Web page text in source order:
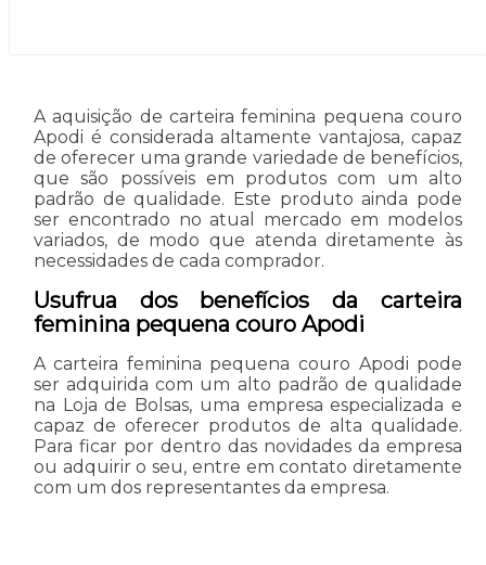
A aquisição de carteira feminina pequena couro
Apodi é considerada altamente vantajosa, capaz
de oferecer uma grande variedade de benefícios,
que são possíveis em produtos com um alto
padrão de qualidade. Este produto ainda pode
ser encontrado no atual mercado em modelos
variados, de modo que atenda diretamente às
necessidades de cada comprador.
Usufrua dos benefícios da carteira
feminina pequena couro Apodi
A carteira feminina pequena couro Apodi pode
ser adquirida com um alto padrão de qualidade
na Loja de Bolsas, uma empresa especializada e
capaz de oferecer produtos de alta qualidade.
Para ficar por dentro das novidades da empresa
ou adquirir o seu, entre em contato diretamente
com um dos representantes da empresa.